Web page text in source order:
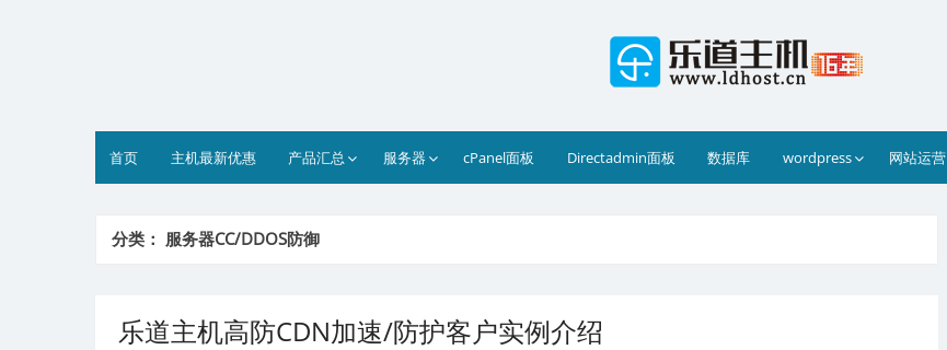
首页 主机最新优惠 产品汇总 服务器 cPanel面板 Directadmin面板 数据库 wordpress 网站运营
分类： 服务器CC/DDOS防御
乐道主机高防CDN加速/防护客户实例介绍